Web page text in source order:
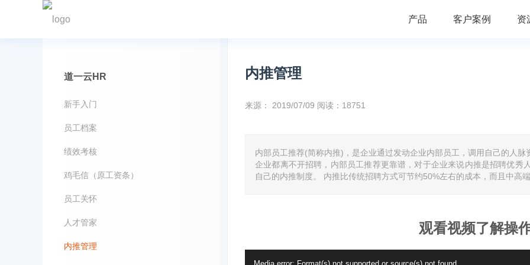
产品 客户案例 资
内推管理
来源： 2019/07/09 阅读：18751
内部员工推荐(简称内推)，是企业通过发动企业内部员工，调用自己的人
企业都离不开招聘，内部员工推荐更靠谱，对于企业来说内推是招聘优秀
自己的内推制度。 内推比传统招聘方式可节约50%左右的成本，而且中高
观看视频了解操
道一云HR
新手入门
员工档案
绩效考核
鸡毛信（原工资条）
员工关怀
人才管家
内推管理